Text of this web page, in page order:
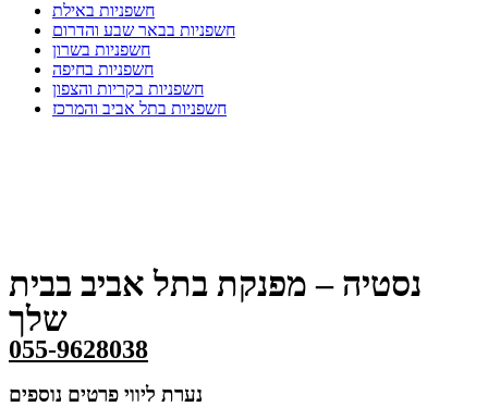
חשפניות באילת
חשפניות בבאר שבע והדרום
חשפניות בשרון
חשפניות בחיפה
חשפניות בקריות והצפון
חשפניות בתל אביב והמרכז
נסטיה – מפנקת בתל אביב בבית
שלך
055-9628038
נערת ליווי פרטים נוספים